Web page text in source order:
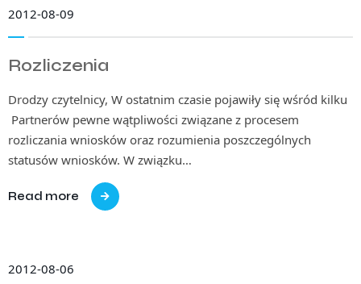
2012-08-09
Rozliczenia
Drodzy czytelnicy, W ostatnim czasie pojawiły się wśród kilku
Partnerów pewne wątpliwości związane z procesem
rozliczania wniosków oraz rozumienia poszczególnych
statusów wniosków. W związku…
Read more
2012-08-06